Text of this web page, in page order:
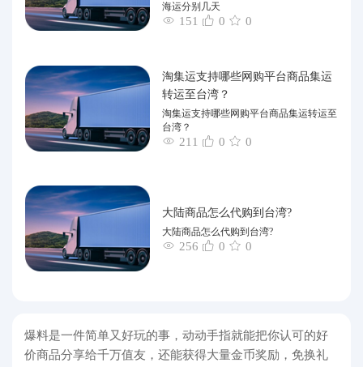
海运分别几天
151 0 0
淘集运支持哪些网购平台商品集运
转运至台湾？
淘集运支持哪些网购平台商品集运转运至
台湾？
211 0 0
大陆商品怎么代购到台湾?
大陆商品怎么代购到台湾?
256 0 0
爆料是一件简单又好玩的事，动动手指就能把你认可的好
价商品分享给千万值友，还能获得大量金币奖励，免换礼